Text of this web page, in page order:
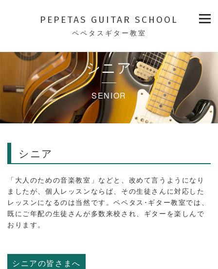
PEPETAS GUITAR SCHOOL
ペペタスギター教室
シニア
SENIOR
シニア
「大人のための音楽教室」などと、改めて言うようになり
ましたが、個人レッスンならば、その生徒さんに対応した
レッスンになるのは当然です。ペペタス･ギター教室では、
既にご年配の生徒さんが多数来校され、ギターを楽しんで
おります。
シニアの皆さまへ